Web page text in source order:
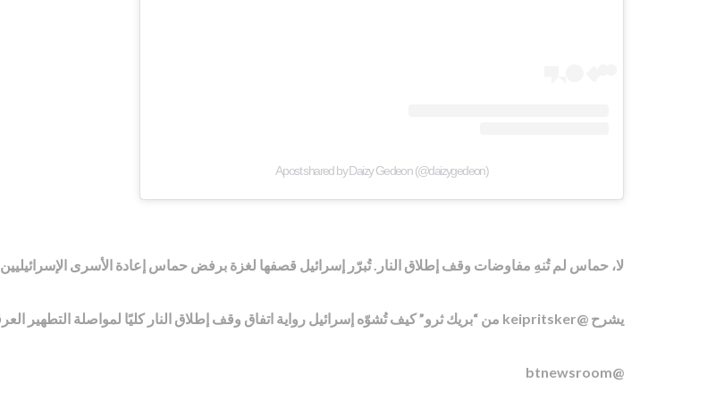
A post shared by Daizy Gedeon (@daizygedeon)
لا، حماس لم تُنهِ مفاوضات وقف إطلاق النار. تُبرّر إسرائيل قصفها لغزة برفض حماس إعادة الأسرى الإسرائيليين.
يشرح @keipritsker من “بريك ثرو” كيف تُشوّه إسرائيل رواية اتفاق وقف إطلاق النار كليًا لمواصلة التطهير العرقي في غزة.
@btnewsroom